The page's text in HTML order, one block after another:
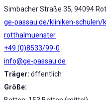
Simbacher Straße 35, 94094
ge-passau.de/kliniken-schulen/
rotthalmuenster
+49 (0)8533/99-0
info@ge-passau.de
Träger: öffentlich
Größe: